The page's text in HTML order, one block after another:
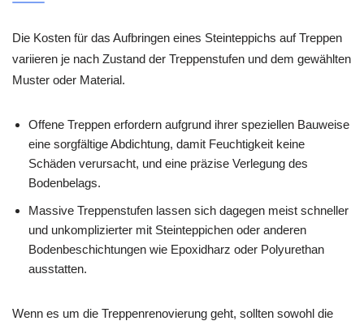
Die Kosten für das Aufbringen eines Steinteppichs auf Treppen
variieren je nach Zustand der Treppenstufen und dem gewählten
Muster oder Material.
Offene Treppen erfordern aufgrund ihrer speziellen Bauweise
eine sorgfältige Abdichtung, damit Feuchtigkeit keine
Schäden verursacht, und eine präzise Verlegung des
Bodenbelags.
Massive Treppenstufen lassen sich dagegen meist schneller
und unkomplizierter mit Steinteppichen oder anderen
Bodenbeschichtungen wie Epoxidharz oder Polyurethan
ausstatten.
Wenn es um die Treppenrenovierung geht, sollten sowohl die